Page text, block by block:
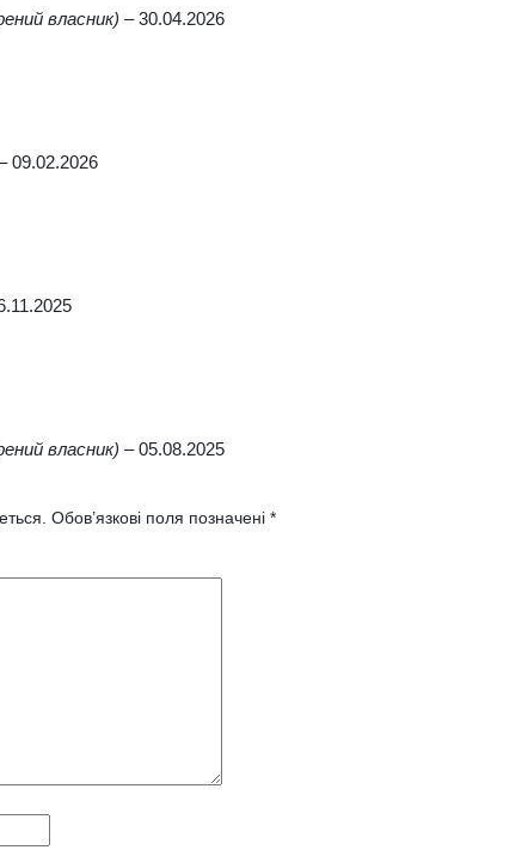
власник) – 30.04.2026
09.02.2026
власник) – 05.08.2025
Обов’язкові поля позначені *